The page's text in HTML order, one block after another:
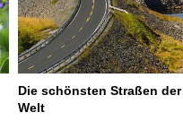
Die schönsten Straßen der
Welt